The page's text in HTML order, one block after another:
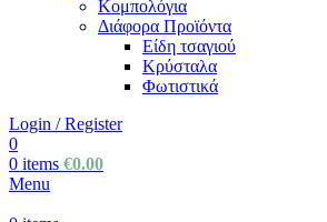
Κομπολόγια
Διάφορα Προϊόντα
Είδη τσαγιού
Κρύσταλα
Φωτιστικά
Login / Register
0
0 items €0.00
Menu